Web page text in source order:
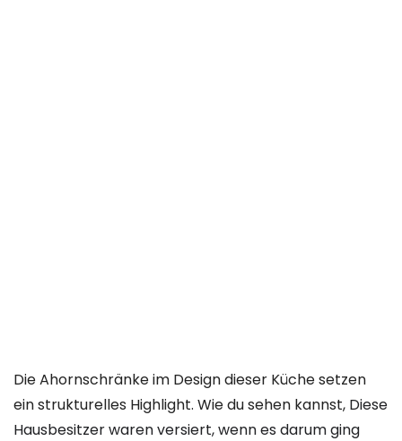
Die Ahornschränke im Design dieser Küche setzen
ein strukturelles Highlight. Wie du sehen kannst, Diese
Hausbesitzer waren versiert, wenn es darum ging